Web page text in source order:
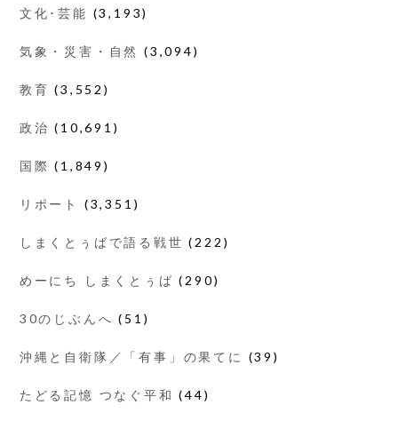
文化･芸能 (3,193)
気象・災害・自然 (3,094)
教育 (3,552)
政治 (10,691)
国際 (1,849)
リポート (3,351)
しまくとぅばで語る戦世 (222)
めーにち しまくとぅば (290)
30のじぶんへ (51)
沖縄と自衛隊／「有事」の果てに (39)
たどる記憶 つなぐ平和 (44)